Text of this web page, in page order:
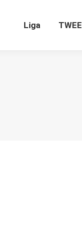
Liga TWEE